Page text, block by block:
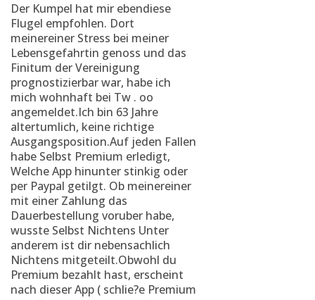
Der Kumpel hat mir ebendiese
Flugel empfohlen. Dort
meinereiner Stress bei meiner
Lebensgefahrtin genoss und das
Finitum der Vereinigung
prognostizierbar war, habe ich
mich wohnhaft bei Tw . oo
angemeldet.Ich bin 63 Jahre
altertumlich, keine richtige
Ausgangsposition.Auf jeden Fallen
habe Selbst Premium erledigt,
Welche App hinunter stinkig oder
per Paypal getilgt. Ob meinereiner
mit einer Zahlung das
Dauerbestellung voruber habe,
wusste Selbst Nichtens Unter
anderem ist dir nebensachlich
Nichtens mitgeteilt.Obwohl du
Premium bezahlt hast, erscheint
nach dieser App ( schlie?e Premium